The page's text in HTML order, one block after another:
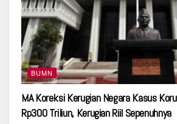
BUMN
MA Koreksi Kerugian Negara Kasus
Rp300 Triliun, Kerugian Riil Sepenuhnya